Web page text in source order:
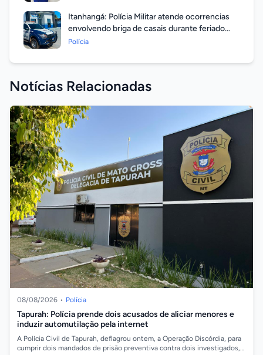
Itanhangá: Polícia Militar atende ocorrencias
envolvendo briga de casais durante feriado
prolongado
Polícia
Notícias Relacionadas
08/08/2026 • Polícia
Tapurah: Polícia prende dois acusados de aliciar menores e
induzir automutilação pela internet
A Polícia Civil de Tapurah, deflagrou ontem, a Operação Discórdia, para
cumprir dois mandados de prisão preventiva contra dois investigados,